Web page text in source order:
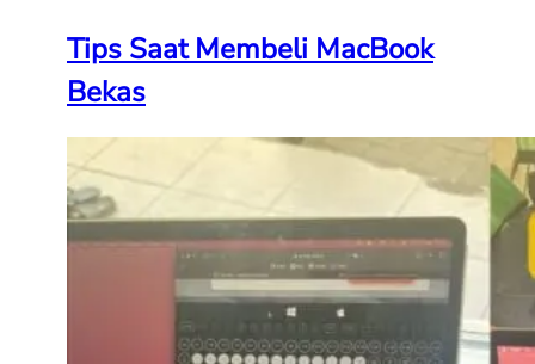
Tips Saat Membeli MacBook
Bekas